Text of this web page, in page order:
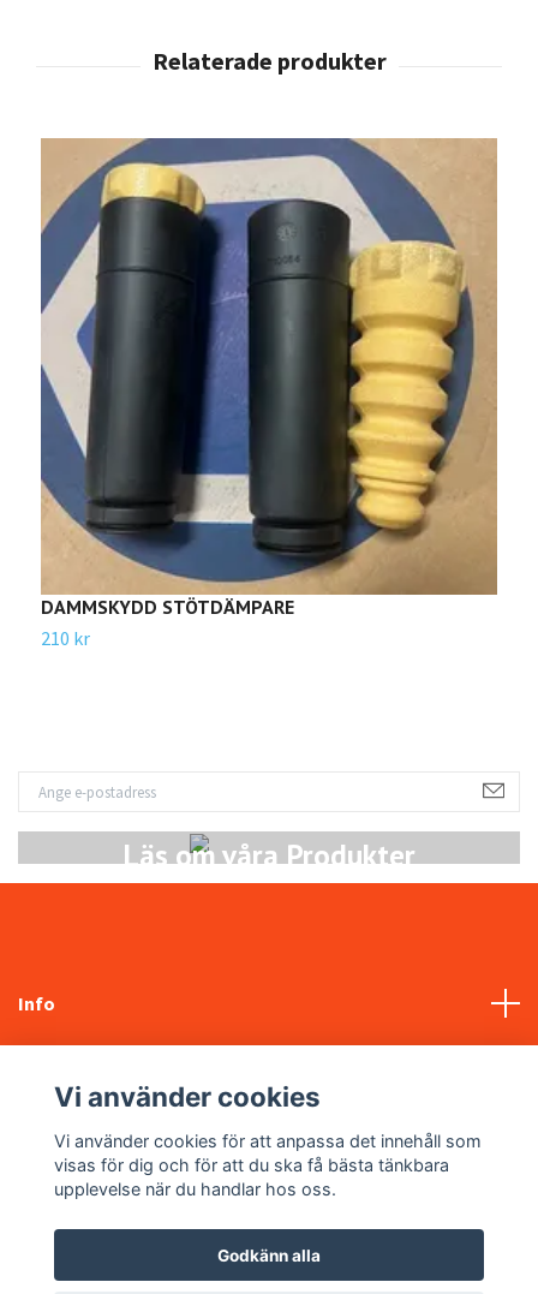
Läs om våra Produkter
DAMMSKYDD STÖTDÄMPARE
210 kr
Info
Sociala medier
Vi använder cookies
Vi använder cookies för att anpassa det innehåll som
visas för dig och för att du ska få bästa tänkbara
upplevelse när du handlar hos oss.
Godkänn alla